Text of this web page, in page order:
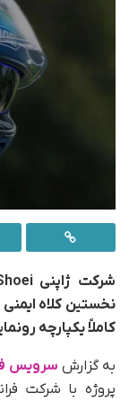
نخستین کلاه
کاملاً یکپارچه
به گزارش سرویس